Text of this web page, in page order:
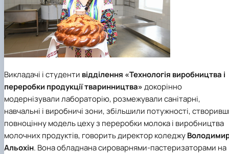
Викладачі і студенти відділення «Технологія виробництва і
переробки продукції тваринництва»докорінно
модернізували лабораторію, розмежували санітарні,
навчальні і виробничі зони, збільшили потужності,
повноцінну модель цеху з переробки молока і виробництва
молочних продуктів, говорить директор коледжу
Альохін. Вона обладнана сироварнями-пастеризаторами на